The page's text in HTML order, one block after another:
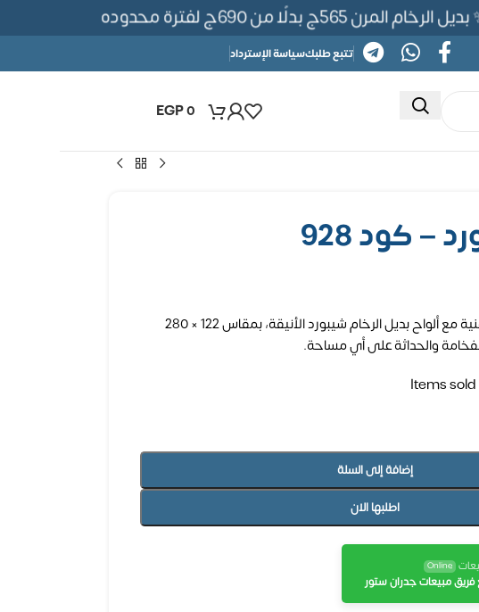
الرخام المرن 565ج بدلًا من 690ج لفترة محدوده
تتبع طلبكسياسة الإسترداد
EGP0
– كود 928
حوّل جدرانك إلى تحفة فنية مع ألواح بديل الرخام شيبورد الأنيقة، بمقاس 122 × 280
والحداثة على أي مساحة.
Items sold
إضافة إلى السلة
اطلبها الان
Online
مبيعات جدران ستور